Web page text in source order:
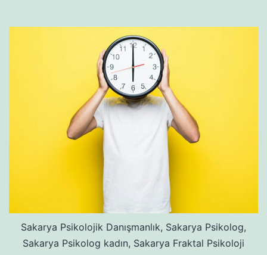
Sakarya Psikolojik Danışmanlık, Sakarya Psikolog,
Sakarya Psikolog kadın, Sakarya Fraktal Psikoloji